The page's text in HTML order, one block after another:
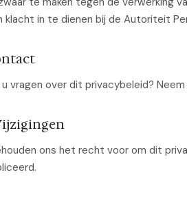
klacht in te dienen bij de Autoriteit
vragen over dit privacybeleid?
ons het recht voor om dit